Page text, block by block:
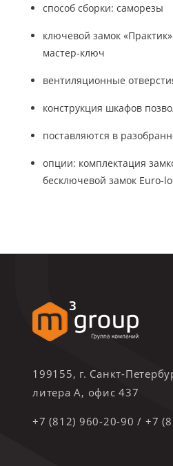
способ сборки: саморезы
ключевой замок
мастер-ключ
вентиляционные
конструкция шкафов
поставляются в
опции: комплектация
бесключевой замок Euro-
199155, г. Санкт-
литера А, офис 437
+7 (812) 960-20-90 / +7